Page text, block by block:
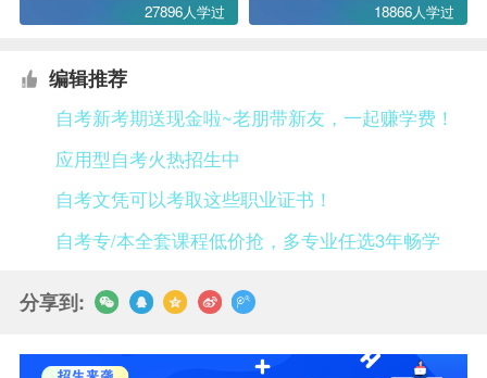
27896人学过 18866人学过
编辑推荐
自考新考期送现金啦~老朋带新友，一起赚学费！
应用型自考火热招生中
自考文凭可以考取这些职业证书！
自考专/本全套课程低价抢，多专业任选3年畅学
分享到: